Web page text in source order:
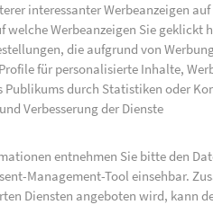
interessanter Werbeanzeigen
welche Werbeanzeigen Sie geklickt
die aufgrund von
für personalisierte Inhalte,
Publikums durch Statistiken oder
Verbesserung der Dienste
entnehmen Sie bitte den
Management-Tool einsehbar.
Diensten angeboten wird, kann